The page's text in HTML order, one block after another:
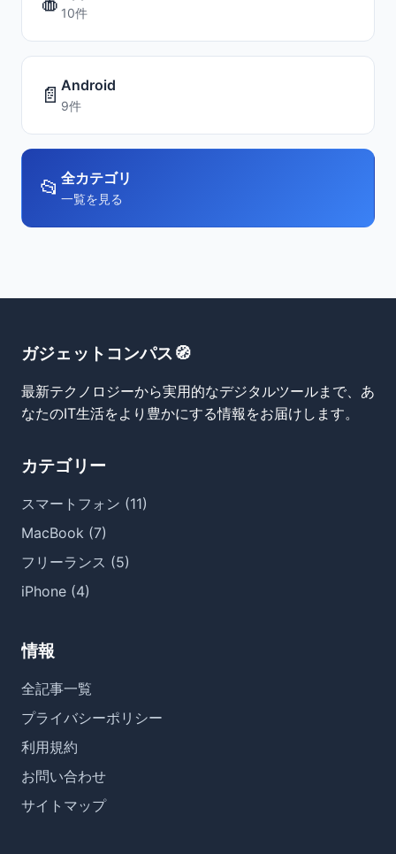
10件
📄 Android
9件
📂 全カテゴリ
一覧を見る
ガジェットコンパス🧭
最新テクノロジーから実用的なデジタルツールまで、あ
なたのIT生活をより豊かにする情報をお届けします。
カテゴリー
スマートフォン (11)
MacBook (7)
フリーランス (5)
iPhone (4)
情報
全記事一覧
プライバシーポリシー
利用規約
お問い合わせ
サイトマップ